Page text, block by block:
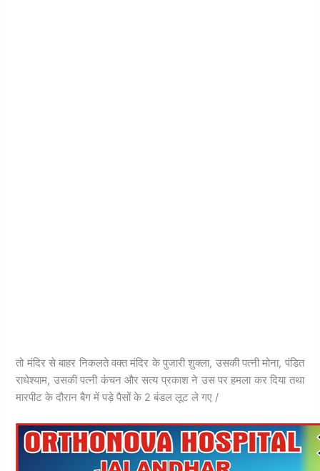
तो मंदिर से बाहर निकलते वक्त मंदिर के पुजारी शुक्ला, उसकी पत्नी मोना, पंडित
राधेश्याम, उसकी पत्नी कंचन और सत्य प्रकाश ने उस पर हमला कर दिया तथा
मारपीट के दौरान बैग में पड़े पैसों के 2 बंडल लूट ले गए /